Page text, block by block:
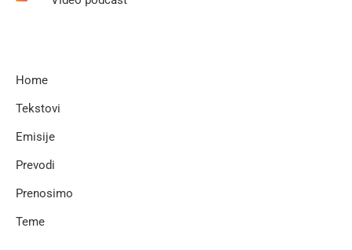
Home
Tekstovi
Emisije
Prevodi
Prenosimo
Teme